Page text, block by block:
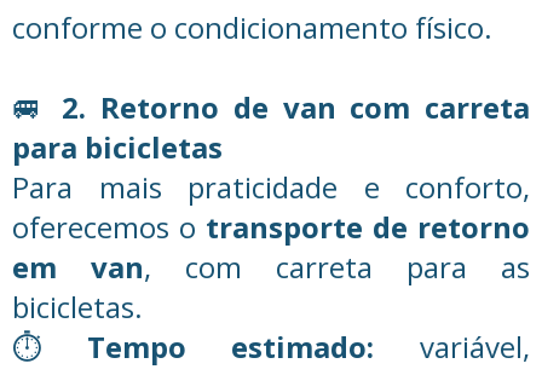
conforme o condicionamento físico.
🚐 2. Retorno de van com carreta
para bicicletas
Para mais praticidade e conforto,
oferecemos o transporte de retorno
em van, com carreta para as
bicicletas.
⏱️ Tempo estimado: variável,